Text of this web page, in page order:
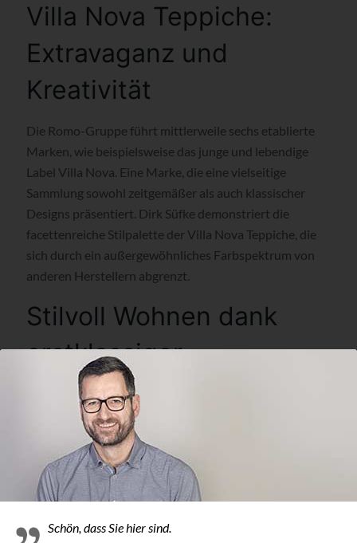
Villa Nova Teppiche:
Extravaganz und
Kreativität
Die Romo-Gruppe führt mittlerweile sechs etablierte
Marken, wie beispielsweise das junge und lebendige
Label Villa Nova. Eine Marke, die eine vielseitige
Sammlung sowohl zeitgemäßer als auch klassischer
Designs präsentiert. Dirk Süfke demonstriert die
facettenreiche Stilpalette der Villa Nova Teppiche, die
sich durch ein außergewöhnliches Farbspektrum von
anderen Herstellern abgrenzt.
Stilvoll Wohnen dank
erstklassiger
Fachberatung
Dierk Süfke erklärt, wie sich die einzelnen Villa Nova
Kollektionen zu einem stimmigen, stilvollen Interieur
kombinieren lassen und gerät dabei fast ins Schwärmen.
Die vielfältigen Designs sind eine Spielwiese, auf der
Neben den Teppichen von Romo und Villa Nova findet
Schön, dass Sie hier sind.